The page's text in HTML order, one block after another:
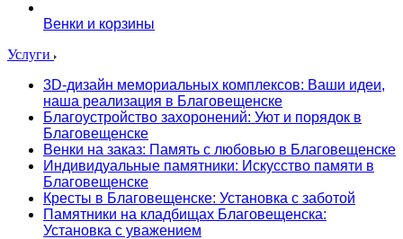
Венки и корзины
Услуги
3D-дизайн мемориальных комплексов: Ваши идеи,
наша реализация в Благовещенске
Благоустройство захоронений: Уют и порядок в
Благовещенске
Венки на заказ: Память с любовью в Благовещенске
Индивидуальные памятники: Искусство памяти в
Благовещенске
Кресты в Благовещенске: Установка с заботой
Памятники на кладбищах Благовещенска:
Установка с уважением